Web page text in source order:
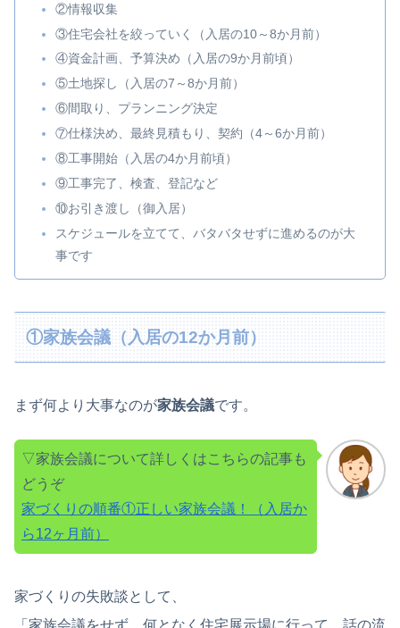
②情報収集
③住宅会社を絞っていく（入居の10～8か月前）
④資金計画、予算決め（入居の9か月前頃）
⑤土地探し（入居の7～8か月前）
⑥間取り、プランニング決定
⑦仕様決め、最終見積もり、契約（4～6か月前）
⑧工事開始（入居の4か月前頃）
⑨工事完了、検査、登記など
⑩お引き渡し（御入居）
スケジュールを立てて、バタバタせずに進めるのが大
事です
①家族会議（入居の12か月前）
まず何より大事なのが家族会議です。
▽家族会議について詳しくはこちらの記事も
どうぞ
家づくりの順番①正しい家族会議！（入居か
ら12ヶ月前）
家づくりの失敗談として、